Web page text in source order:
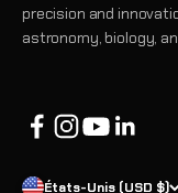
precision and
astronomy, biology,
États-Unis (USD $)